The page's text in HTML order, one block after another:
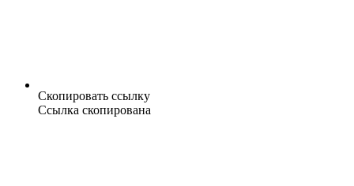
Скопировать ссылку
Ссылка скопирована